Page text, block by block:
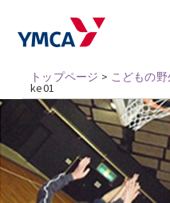
トップページ > こどもの
ke01